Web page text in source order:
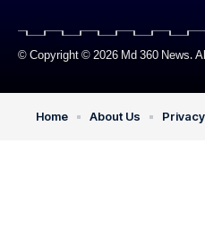
© Copyright © 2026 Md 360 News.
Home About Us